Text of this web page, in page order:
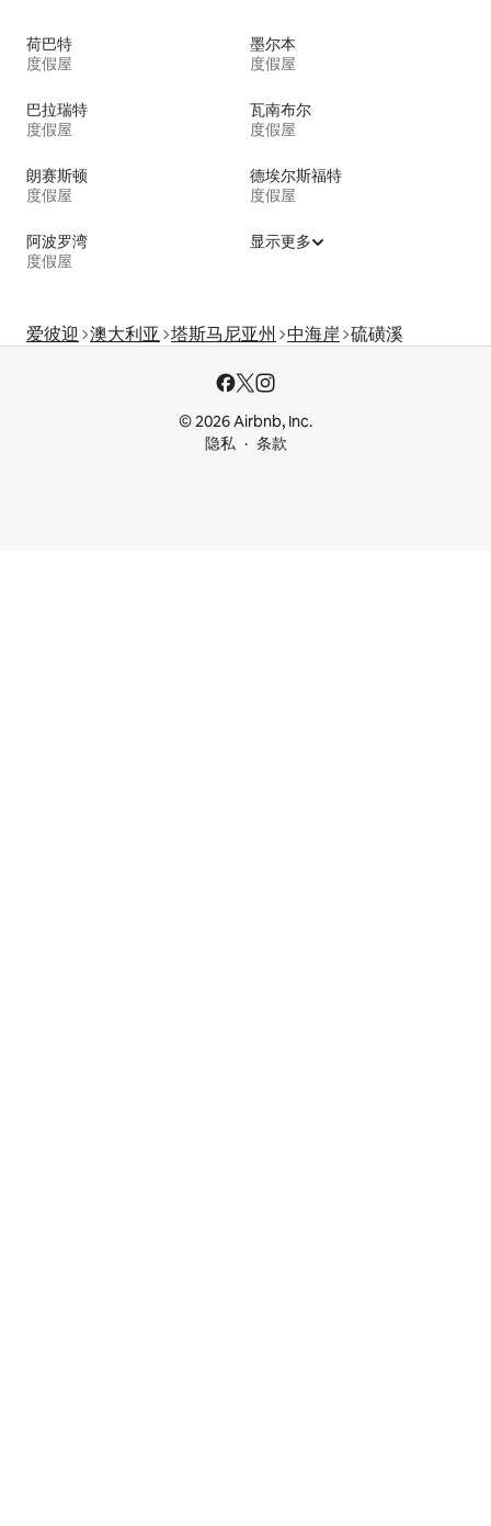
荷巴特
度假屋
墨尔本
度假屋
巴拉瑞特
度假屋
瓦南布尔
度假屋
朗赛斯顿
度假屋
德埃尔斯福特
度假屋
阿波罗湾
度假屋
显示更多
爱彼迎 澳大利亚 塔斯马尼亚州 中海岸 硫磺溪
© 2026 Airbnb, Inc.
隐私
条款